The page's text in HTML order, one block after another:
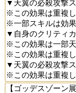
▼天翼の必殺攻撃
※この効果は重複
※一部スキルは効
▼自身のクリティ
※この効果は一部
※この効果は重複
▼天翼の必殺攻撃
※この効果は重複
【ゴッデスゾーン